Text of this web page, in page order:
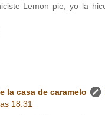
Lemon pie, yo la
la casa de caramelo
18:31